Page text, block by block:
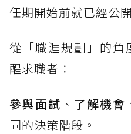
任期開始前就已經公
從「職涯規劃」的角
醒求職者：
參與面試 、 了解機會
同的決策階段。